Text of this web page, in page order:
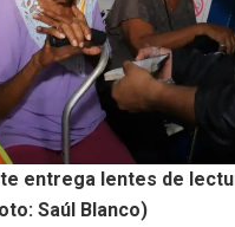
entrega lentes de
Saúl Blanco)